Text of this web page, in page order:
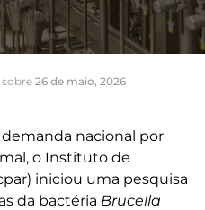
sobre 26 de maio, 2026
nacional por
o Instituto de
iniciou uma pesquisa
da bactéria Brucella